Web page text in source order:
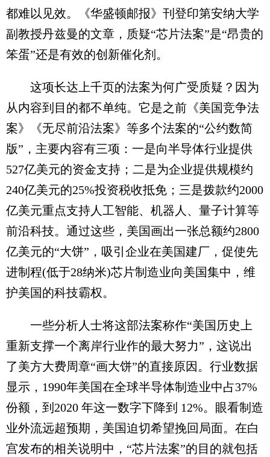
都难以见效。《华盛顿邮报》刊登印第安纳大学
副教授丹兹曼的文章，质疑“芯片法案”是“昂贵的
笨蛋”还是有效的创新催化剂。
这项长达上千页的法案为何广受质疑？因为
从内容到目的都不单纯。它是之前《美国竞争法
案》《无尽前沿法案》等多个法案的“公约数简
版”，主要内容有三项：一是向半导体行业提供
527亿美元的资金支持；二是为企业提供规模约
240亿美元的25%投资税收抵免；三是拨款约2000
亿美元重点支持人工智能、机器人、量子计算等
前沿科技。通过这些，美国画出一张总额约2800
亿美元的“大饼”，吸引企业在美国建厂，促使先
进制程(低于28纳米)芯片制造业向美国集中，维
护美国的科技霸权。
一些分析人士将这部法案称作“美国历史上
重新支撑一个离岸行业作的最大努力”，这说出
了美方大费周章“画大饼”的直接原因。行业数据
显示，1990年美国在全球半导体制造业中占37%
份额，到2020 年这一数字下降到 12%。眼看制造
业外流远超预期，美国迫切希望挽回局面。在白
宫发布的相关说明中，“芯片法案”的目的就包括